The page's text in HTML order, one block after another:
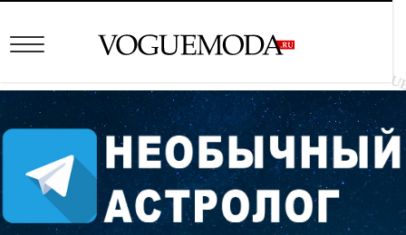
Модные пальто весна
2023: фото